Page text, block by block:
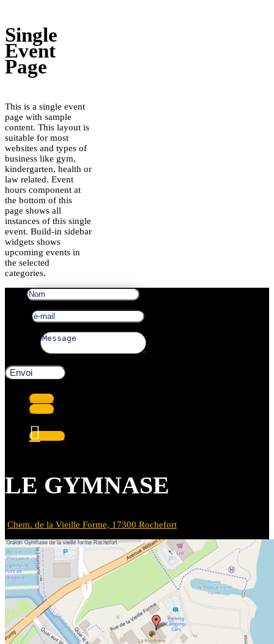
Single
Event
Page
This is a single event
page with sample
content. This layout is
suitable for most
websites and types of
business like gym,
kindergarten, health or
law related. Event
hours component at
the bottom of this
page shows all
instances of this single
event. Build-in sidebar
widgets shows
upcoming events in
the selected
categories.
Envoi
Suivre
Suivre
Suivre
LE GYMNASE
Chem. de la Vieille Forme, 17300 Rochefort